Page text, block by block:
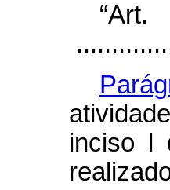
inciso I